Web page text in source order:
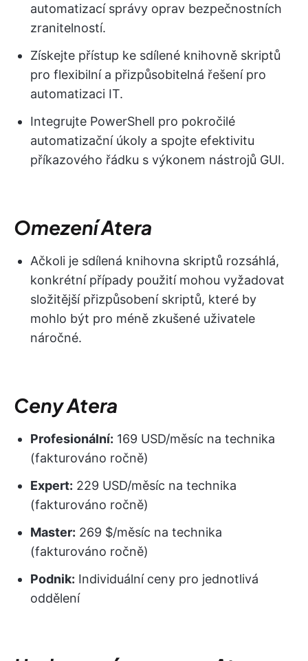
automatizací správy oprav bezpečnostních
zranitelností.
Získejte přístup ke sdílené knihovně skriptů
pro flexibilní a přizpůsobitelná řešení pro
automatizaci IT.
Integrujte PowerShell pro pokročilé
automatizační úkoly a spojte efektivitu
příkazového řádku s výkonem nástrojů GUI.
Omezení Atera
Ačkoli je sdílená knihovna skriptů rozsáhlá,
konkrétní případy použití mohou vyžadovat
složitější přizpůsobení skriptů, které by
mohlo být pro méně zkušené uživatele
náročné.
Ceny Atera
Profesionální: 169 USD/měsíc na technika
(fakturováno ročně)
Expert: 229 USD/měsíc na technika
(fakturováno ročně)
Master: 269 $/měsíc na technika
(fakturováno ročně)
Podnik: Individuální ceny pro jednotlivá
oddělení